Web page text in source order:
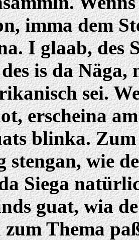
imma dem
I glaab, des
is da
sei.
erscheina
blinka. Zum
stengan, wie
Siega
guat, wia
zum Thema